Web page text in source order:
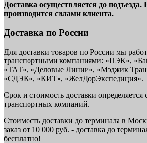
Доставка осуществляется до подъезда.
производится силами клиента.
Доставка по России
Для доставки товаров по России мы
транспортными компаниями: «ПЭК»,
«ТАТ», «Деловые Линии», «Мэджик
«СДЭК», «КИТ», «ЖелДорЭкспедиция».
Срок и стоимость доставки определяется
транспортных компаний.
Стоимость доставки до терминала в
заказ от 10 000 руб. - доставка до
бесплатно!